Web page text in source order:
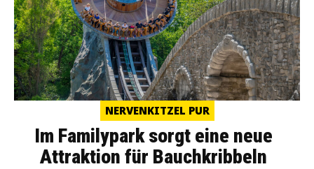
NERVENKITZEL PUR
Im Familypark sorgt eine neue
Attraktion für Bauchkribbeln